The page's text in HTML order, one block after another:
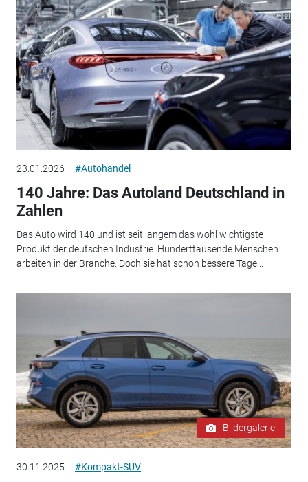
23.01.2026 #Autohandel
140 Jahre: Das Autoland Deutschland in
Zahlen
Das Auto wird 140 und ist seit langem das wohl wichtigste
Produkt der deutschen Industrie. Hunderttausende Menschen
arbeiten in der Branche. Doch sie hat schon bessere Tage...
Bildergalerie
30.11.2025 #Kompakt-SUV